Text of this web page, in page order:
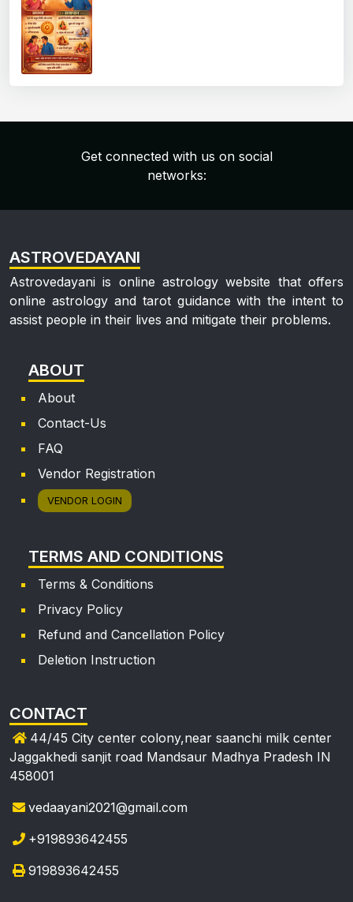
Get connected with us on social
networks:
ASTROVEDAYANI
Astrovedayani is online astrology website that offers
online astrology and tarot guidance with the intent to
assist people in their lives and mitigate their problems.
ABOUT
About
Contact-Us
FAQ
Vendor Registration
VENDOR LOGIN
TERMS AND CONDITIONS
Terms & Conditions
Privacy Policy
Refund and Cancellation Policy
Deletion Instruction
CONTACT
44/45 City center colony,near saanchi milk center
Jaggakhedi sanjit road Mandsaur Madhya Pradesh IN
458001
vedaayani2021@gmail.com
+919893642455
919893642455